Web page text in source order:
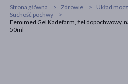
Strona główna Zdrowie
Układ
Suchość pochwy
Femimed Gel Kadefarm, żel dopochwowy,
50ml